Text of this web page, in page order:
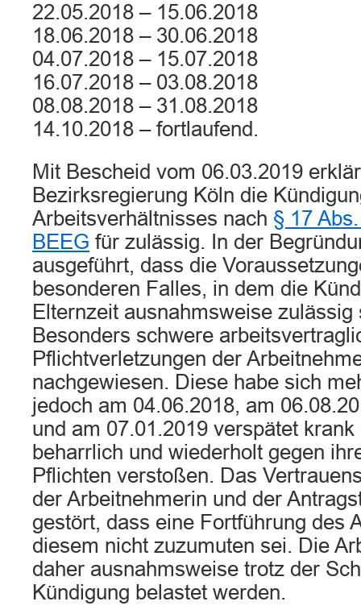
22.05.2018 – 15.06.2018
18.06.2018 – 30.06.2018
04.07.2018 – 15.07.2018
16.07.2018 – 03.08.2018
08.08.2018 – 31.08.2018
14.10.2018 – fortlaufend.
Mit Bescheid vom 06.03.2019
Bezirksregierung Köln die
Arbeitsverhältnisses nach § 17
BEEG für zulässig. In der
ausgeführt, dass die
besonderen Falles, in dem die
Elternzeit ausnahmsweise zulässig
Besonders schwere
Pflichtverletzungen der
nachgewiesen. Diese habe sich
jedoch am 04.06.2018, am
und am 07.01.2019 verspätet
beharrlich und wiederholt gegen
Pflichten verstoßen. Das
der Arbeitnehmerin und der
gestört, dass eine Fortführung des
diesem nicht zuzumuten sei. Die
daher ausnahmsweise trotz der
Kündigung belastet werden.